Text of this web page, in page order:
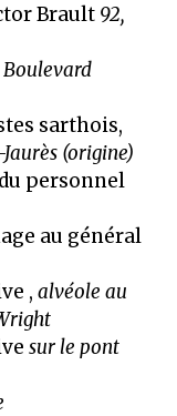
Brault 92,
Boulevard
sarthois,
Jaurès (origine)
personnel
au général
, alvéole au
sur le pont